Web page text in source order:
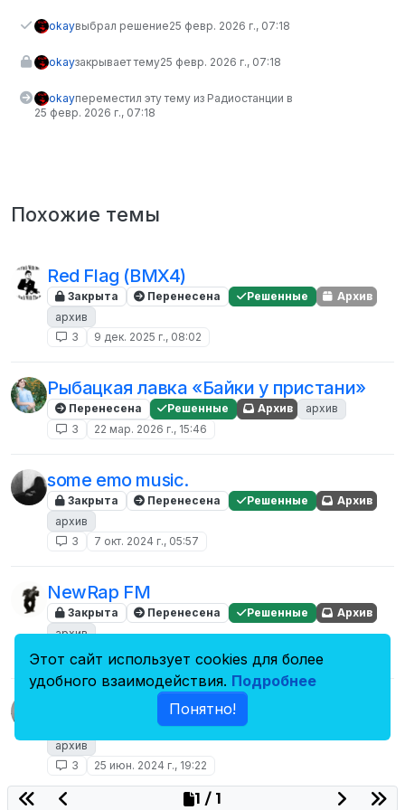
okayвыбрал решение25 февр. 2026 г., 07:18
okayзакрывает тему25 февр. 2026 г., 07:18
okayпереместил эту тему из Радиостанции в
25 февр. 2026 г., 07:18
Похожие темы
Red Flag (BMX4)
Закрыта Перенесена Решенные
Архив
архив
3
9 дек. 2025 г., 08:02
Рыбацкая лавка «Байки у пристани»
Перенесена Решенные Архив
архив
3
22 мар. 2026 г., 15:46
some emo music.
Закрыта Перенесена Решенные
Архив
архив
3
7 окт. 2024 г., 05:57
NewRap FM
Закрыта Перенесена Решенные
Архив
архив
3
25 февр. 2026 г., 07:14
Перенесена Решенные
архив
3
25 июн. 2024 г., 19:22
1 / 1
Этот сайт использует cookies для более
удобного взаимодействия. Подробнее
Понятно!